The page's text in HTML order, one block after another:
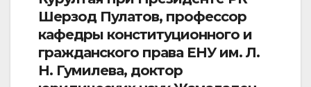
Шерзод Пулатов, профессор
кафедры конституционного и
гражданского права ЕНУ им. Л.
Н. Гумилева, доктор